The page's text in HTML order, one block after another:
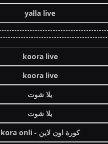
yalla live
koora live
koora live
يلا شوت
يلا شوت
كورة اون لاين - kora onli